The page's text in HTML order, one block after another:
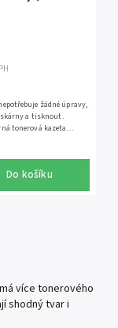
Do košíku
žádné úpravy,
a tisknout.
tonerová kazeta
i-SENSYS MF641Cw
Canon i-
má více tonerového
shodný tvar i